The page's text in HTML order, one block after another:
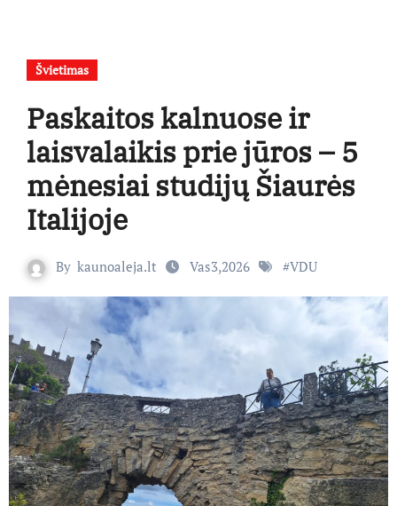
Švietimas
Paskaitos kalnuose ir
laisvalaikis prie jūros – 5
mėnesiai studijų Šiaurės
Italijoje
By kaunoaleja.lt Vas3,2026 #VDU